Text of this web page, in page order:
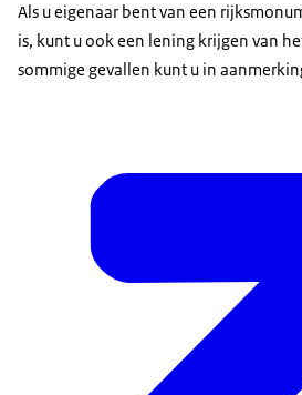
Als u eigenaar bent van een
is, kunt u ook een lening krijgen van
sommige gevallen kunt u in